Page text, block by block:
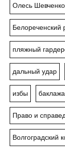
Олесь Шевченко
Белореченский
пляжный
дальный удар
избы
Право и
Волгоградский